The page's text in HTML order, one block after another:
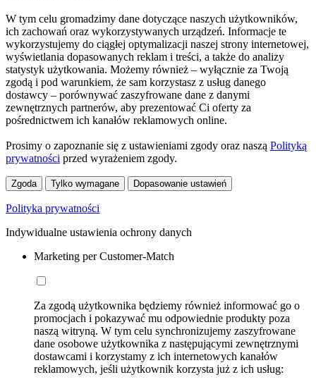
W tym celu gromadzimy dane dotyczące naszych użytkowników,
ich zachowań oraz wykorzystywanych urządzeń. Informacje te
wykorzystujemy do ciągłej optymalizacji naszej strony internetowej,
wyświetlania dopasowanych reklam i treści, a także do analizy
statystyk użytkowania. Możemy również – wyłącznie za Twoją
zgodą i pod warunkiem, że sam korzystasz z usług danego
dostawcy – porównywać zaszyfrowane dane z danymi
zewnętrznych partnerów, aby prezentować Ci oferty za
pośrednictwem ich kanałów reklamowych online.
Prosimy o zapoznanie się z ustawieniami zgody oraz naszą Polityką
prywatności przed wyrażeniem zgody.
Zgoda Tylko wymagane Dopasowanie ustawień
Polityka prywatności
Indywidualne ustawienia ochrony danych
Marketing per Customer-Match
Za zgodą użytkownika będziemy również informować go o
promocjach i pokazywać mu odpowiednie produkty poza
naszą witryną. W tym celu synchronizujemy zaszyfrowane
dane osobowe użytkownika z następującymi zewnętrznymi
dostawcami i korzystamy z ich internetowych kanałów
reklamowych, jeśli użytkownik korzysta już z ich usług: